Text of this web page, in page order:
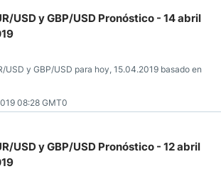
USD y GBP/USD Pronóstico - 14 abril
USD y GBP/USD para hoy, 15.04.2019 basado en
08:28 GMT0
USD y GBP/USD Pronóstico - 12 abril